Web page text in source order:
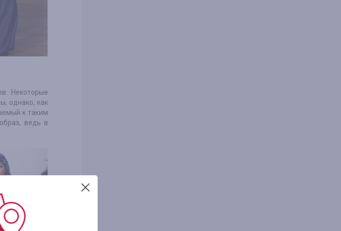
Некоторые
однако, как
к таким
ведь в